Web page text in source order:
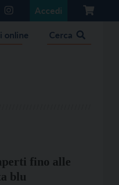
Accedi
online Cerca
fino alle
blu